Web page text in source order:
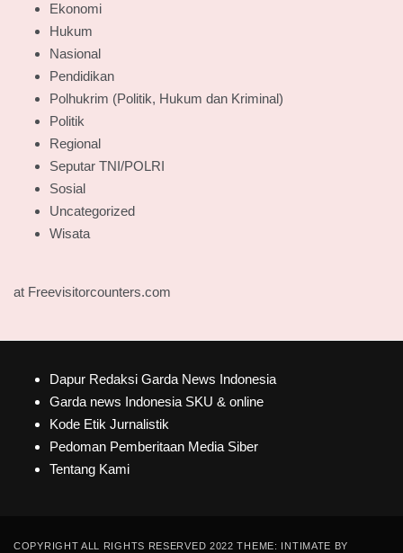
Ekonomi
Hukum
Nasional
Pendidikan
Polhukrim (Politik, Hukum dan Kriminal)
Politik
Regional
Seputar TNI/POLRI
Sosial
Uncategorized
Wisata
at Freevisitorcounters.com
Dapur Redaksi Garda News Indonesia
Garda news Indonesia SKU & online
Kode Etik Jurnalistik
Pedoman Pemberitaan Media Siber
Tentang Kami
COPYRIGHT ALL RIGHTS RESERVED 2022 THEME: INTIMATE BY